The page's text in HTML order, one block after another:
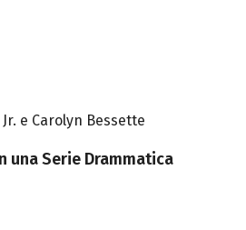
e Carolyn Bessette
Serie Drammatica